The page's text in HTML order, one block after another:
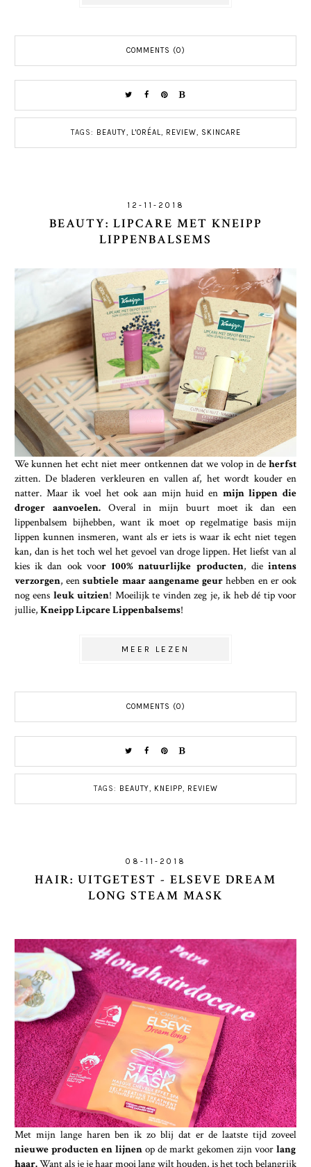
COMMENTS (0)
TAGS: BEAUTY, L'ORÉAL, REVIEW, SKINCARE
12-11-2018
BEAUTY: LIPCARE MET KNEIPP
LIPPENBALSEMS
We kunnen het echt niet meer ontkennen dat we volop in de herfst
zitten. De bladeren verkleuren en vallen af, het wordt kouder en
natter. Maar ik voel het ook aan mijn huid en mijn lippen die
droger aanvoelen.Overal in mijn buurt moet ik dan een
lippenbalsem bijhebben, want ik moet op regelmatige basis mijn
lippen kunnen insmeren, want als er iets is waar ik echt niet tegen
kan, dan is het toch wel het gevoel van droge lippen. Het liefst van al
kies ik dan ook voor 100% natuurlijke producten, dieintens
verzorgen, eensubtiele maar aangename geur hebben en er ook
nog eens leuk uitzien! Moeilijk te vinden zeg je, ik heb dé tip voor
jullie, Kneipp Lipcare Lippenbalsems!
MEER LEZEN
COMMENTS (0)
TAGS: BEAUTY, KNEIPP, REVIEW
08-11-2018
HAIR: UITGETEST - ELSEVE DREAM
LONG STEAM MASK
Met mijn lange haren ben ik zo blij dat er de laatste tijd zoveel
nieuwe producten en lijnen op de markt gekomen zijn voor lang
haar.Want als je je haar mooi lang wilt houden, is het toch belangrijk